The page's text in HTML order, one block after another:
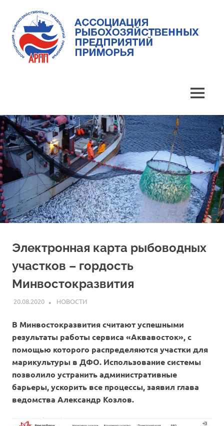
content
предприятий
Приморья
MENU
Электронная карта рыбоводных
участков – гордость
Минвостокразвития
20.08.2020 ARPP
НОВОСТИ
В Минвостокразвития считают успешными
результаты работы сервиса «Аквавосток», с
помощью которого распределяются участки для
марикультуры в ДФО. Использование системы
позволило устранить административные
барьеры, ускорить все процессы, заявил глава
ведомства Александр Козлов.